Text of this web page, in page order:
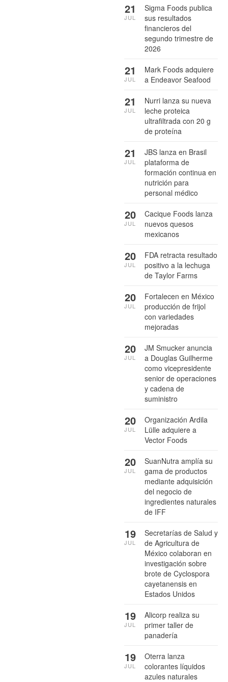
Sigma Foods publica
sus resultados
financieros del
segundo trimestre de
2026
21
JUL
Mark Foods adquiere
a Endeavor Seafood
21
JUL
Nurri lanza su nueva
leche proteica
ultrafiltrada con 20 g
de proteína
21
JUL
JBS lanza en Brasil
plataforma de
formación continua en
nutrición para
personal médico
21
JUL
Cacique Foods lanza
nuevos quesos
mexicanos
20
JUL
FDA retracta resultado
positivo a la lechuga
de Taylor Farms
20
JUL
Fortalecen en México
producción de frijol
con variedades
mejoradas
20
JUL
JM Smucker anuncia
a Douglas Guilherme
como vicepresidente
senior de operaciones
y cadena de
suministro
20
JUL
Organización Ardila
Lülle adquiere a
Vector Foods
20
JUL
SuanNutra amplía su
gama de productos
mediante adquisición
del negocio de
ingredientes naturales
de IFF
20
JUL
Secretarías de Salud y
de Agricultura de
México colaboran en
investigación sobre
brote de Cyclospora
cayetanensis en
Estados Unidos
19
JUL
Alicorp realiza su
primer taller de
panadería
19
JUL
Oterra lanza
colorantes líquidos
azules naturales
19
JUL